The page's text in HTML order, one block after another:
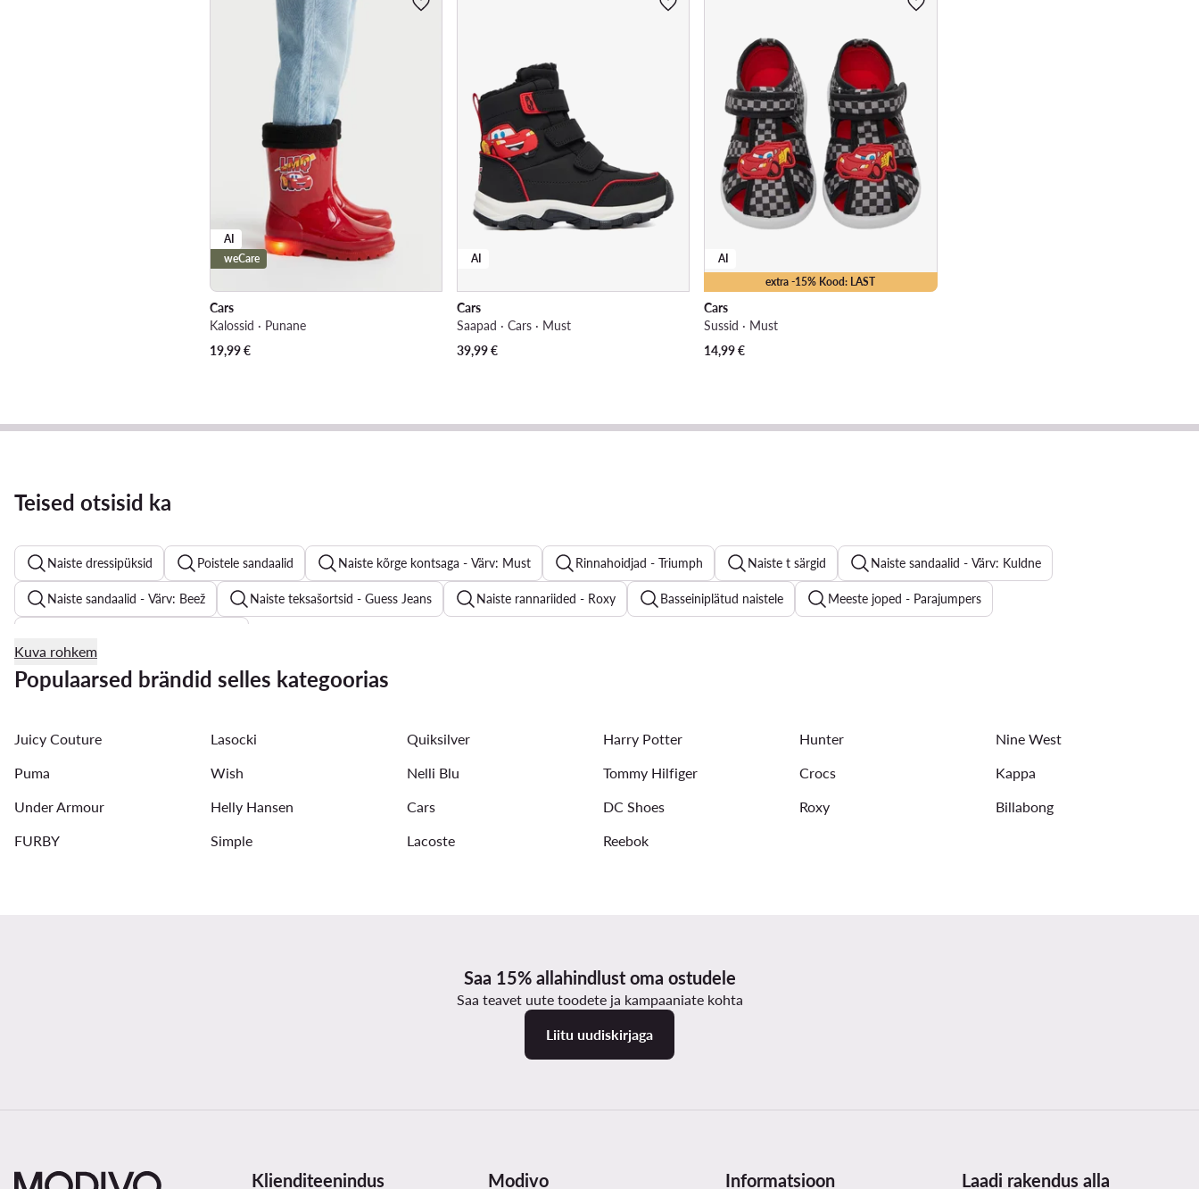
AI
weCare
Cars
Kalossid · Punane
19,99€
AI
Cars
Saapad · Cars · Must
39,99€
extra -15% Kood: LAST
AI
Cars
Sussid · Must
14,99€
Teised otsisid ka
Naiste dressipüksid Poistele sandaalid Naiste kõrge kontsaga - Värv: Must Rinnahoidjad - Triumph Naiste t särgid Naiste sandaalid - Värv: Kuldne
Naiste sandaalid - Värv: Beež Naiste teksašortsid - Guess Jeans Naiste rannariided - Roxy Basseiniplätud naistele Meeste joped - Parajumpers
adidas gazelle Naiste dressipüksid - Materjal: Sünteetiline
Kuva rohkem
Populaarsed brändid selles kategoorias
Juicy Couture Lasocki Quiksilver Harry Potter Hunter
Nine West
Puma
Wish Nelli Blu Tommy Hilfiger Crocs
Kappa
Under Armour
Helly Hansen Cars DC Shoes Roxy
Billabong
FURBY
Simple Lacoste Reebok
Saa 15% allahindlust oma ostudele
Saa teavet uute toodete ja kampaaniate kohta
Liitu uudiskirjaga
Klienditeenindus Modivo Informatsioon Laadi rakendus alla